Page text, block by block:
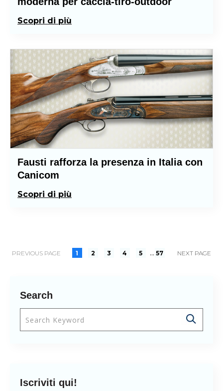
Scopri di più
Fausti rafforza la presenza in Italia con
Canicom
Scopri di più
PREVIOUS PAGE 1 2 3 4 5 ... 57 NEXT PAGE
Search
Questo è un campo di ricerca con una
Iscriviti qui!